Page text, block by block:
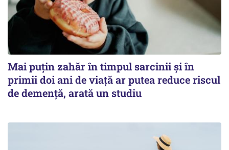
Mai puțin zahăr în timpul sarcinii și în
primii doi ani de viață ar putea reduce riscul
de demență, arată un studiu